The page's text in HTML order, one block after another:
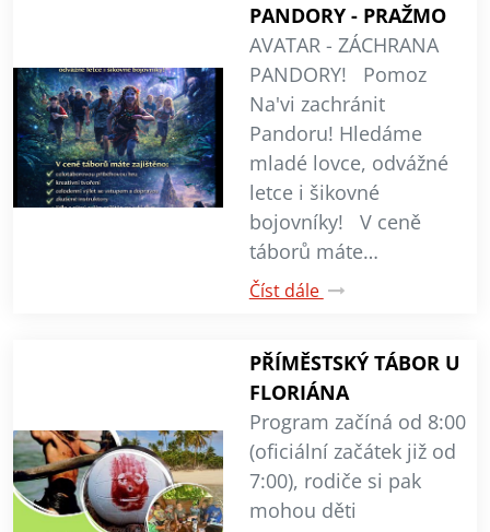
PANDORY - PRAŽMO
AVATAR - ZÁCHRANA
PANDORY! Pomoz
Na'vi zachránit
Pandoru! Hledáme
mladé lovce, odvážné
letce i šikovné
bojovníky! V ceně
táborů máte…
Číst dále
PŘÍMĚSTSKÝ TÁBOR U
FLORIÁNA
Program začíná od 8:00
(oficiální začátek již od
7:00), rodiče si pak
mohou děti